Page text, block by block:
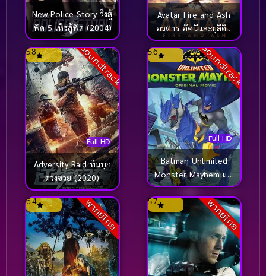
New Police Story วิ่งสู้
ฟัด 5 เหิรสู้ฟัด (2004)
Avatar Fire and Ash
อวตาร อัคนีและธุลีดิน
(2025)
Soundtrack
Full HD
5.8
Adversity Raid ทีมบุก
ดวงซวย (2020)
Soundtrack
Full HD
5.6
Batman Unlimited
Monster Mayhem แบ
ทแมน ถล่มจอมวายร้าย
(2015)
พากย์ไทย
6.4 พากย์ไทย
5.7